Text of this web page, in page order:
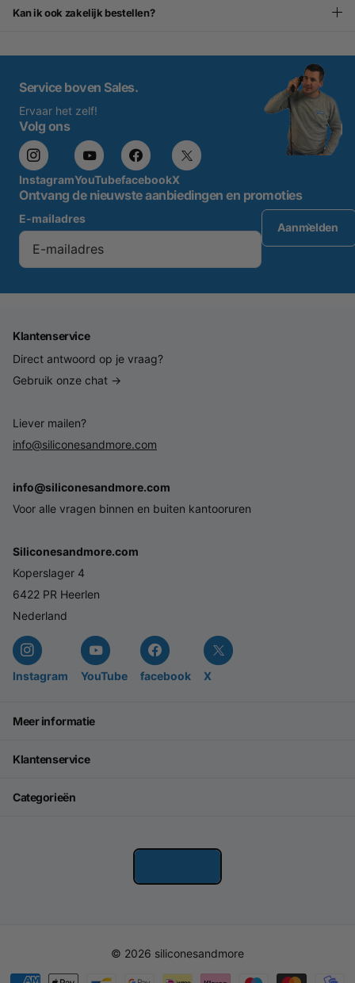
Kan ik ook zakelijk bestellen?
Service boven Sales.
Ervaar het zelf!
Volg ons
InstagramYouTubefacebookX
Ontvang de nieuwste aanbiedingen en promoties
E-mailadres
Aanmelden
Meer informatie
Klantenservice
Categorieën
Klantenservice
Direct antwoord op je vraag?
Gebruik onze chat →
Liever mailen?
info@siliconesandmore.com
info@siliconesandmore.com
Voor alle vragen binnen en buiten kantooruren
Siliconesandmore.com
Koperslager 4
6422 PR Heerlen
Nederland
Instagram YouTube facebook X
© 2026 siliconesandmore